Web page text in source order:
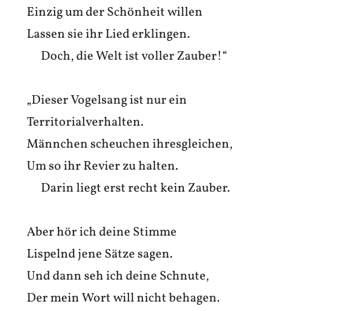
Einzig um der Schönheit willen
Lassen sie ihr Lied erklingen.
Doch, die Welt ist voller Zauber!“
„Dieser Vogelsang ist nur ein
Territorialverhalten.
Männchen scheuchen ihresgleichen,
Um so ihr Revier zu halten.
Darin liegt erst recht kein Zauber.
Aber hör ich deine Stimme
Lispelnd jene Sätze sagen.
Und dann seh ich deine Schnute,
Der mein Wort will nicht behagen.